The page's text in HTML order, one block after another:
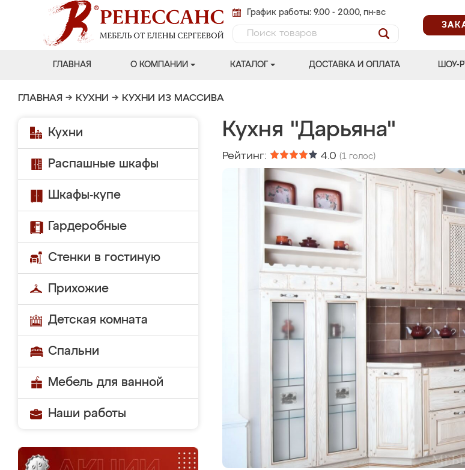
График работы: 9.00 - 20.00, пн-вс
ГЛАВНАЯ О КОМПАНИИ КАТАЛОГ ДОСТАВКА И ОПЛАТА ШОУ-
ГЛАВНАЯ → КУХНИ → КУХНИ ИЗ МАССИВА
Кухни
Распашные шкафы
Шкафы-купе
Гардеробные
Стенки в гостиную
Прихожие
Детская комната
Спальни
Мебель для ванной
Наши работы
Кухня "Дарьяна"
Рейтинг: 4.0 (1 голос)